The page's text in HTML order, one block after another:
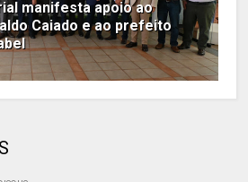
manifesta apoio ao
Caiado e ao prefeito